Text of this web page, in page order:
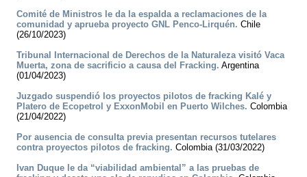
Comité de Ministros le da la espalda a reclamaciones de la
comunidad y aprueba proyecto GNL Penco-Lirquén. Chile
(26/10/2023)
Tribunal Internacional de Derechos de la Naturaleza visitó Vaca
Muerta, zona de sacrificio a causa del Fracking. Argentina
(01/04/2023)
Juzgado suspendió los proyectos pilotos de fracking Kalé y
Platero de Ecopetrol y ExxonMobil en Puerto Wilches. Colombia
(21/04/2022)
Por ausencia de consulta previa presentan recursos tutelares
contra proyectos pilotos de fracking. Colombia (31/03/2022)
Ivan Duque le da “viabilidad ambiental” a las pruebas de